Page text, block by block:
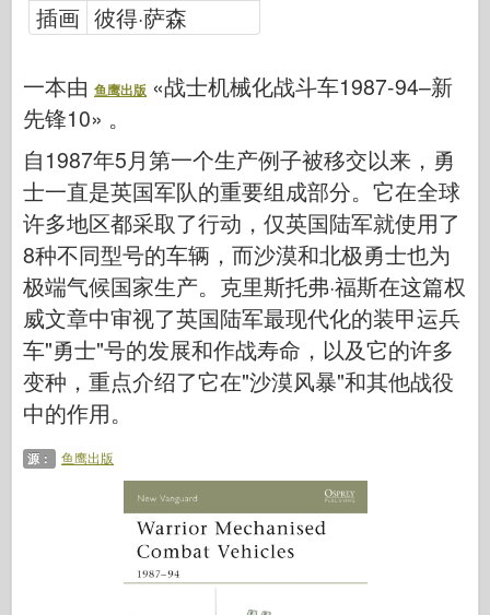
IBG 模型
泰泰莱里
传说
孟模
塔米亚
三星
特朗普特
兹韦兹达
相册-照片
四处走动
书
插画 彼得·萨森
一本由 鱼鹰出版 «战士机械化战斗车1987-94–新
先锋10» 。
自1987年5月第一个生产例子被移交以来，勇
士一直是英国军队的重要组成部分。它在全球
许多地区都采取了行动，仅英国陆军就使用了
8种不同型号的车辆，而沙漠和北极勇士也为
极端气候国家生产。克里斯托弗·福斯在这篇权
威文章中审视了英国陆军最现代化的装甲运兵
车"勇士"号的发展和作战寿命，以及它的许多
变种，重点介绍了它在"沙漠风暴"和其他战役
中的作用。
源： 鱼鹰出版